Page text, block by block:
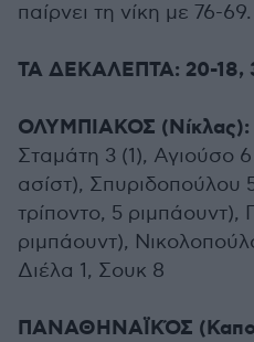
παίρνει τη νίκη με 76-69.
ΤΑ ΔΕΚΑΛΕΠΤΑ: 20-18,
ΟΛΥΜΠΙΑΚΟΣ (Νίκλας):
Σταμάτη 3 (1), Αγιούσο
ασίστ), Σπυριδοπούλου
τρίποντο, 5
ριμπάουντ),
Διέλα 1, Σουκ 8
ΠΑΝΑΘΗΝΑΪΚΌΣ